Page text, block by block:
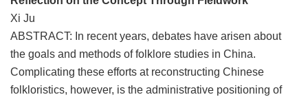
Xi Ju
ABSTRACT: In recent years, debates have arisen about
the goals and methods of folklore studies in China.
Complicating these efforts at reconstructing Chinese
folkloristics, however, is the administrative positioning of